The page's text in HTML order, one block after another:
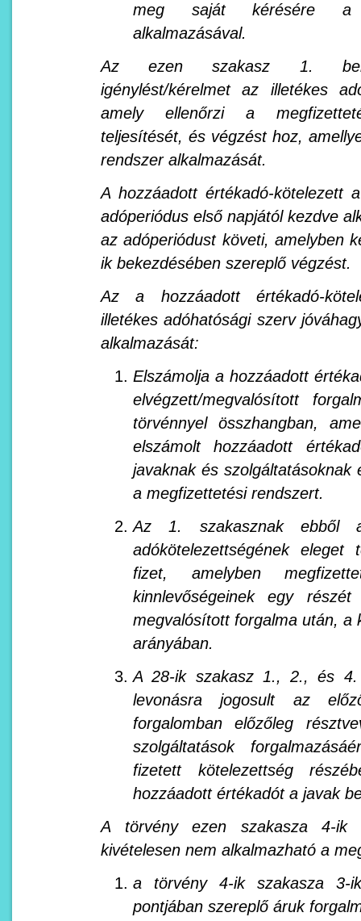
meg saját kérésére a
alkalmazásával.
Az ezen szakasz 1.
igénylést/kérelmet az illetékes
amely ellenőrzi a
teljesítését, és végzést hoz,
rendszer alkalmazását.
A hozzáadott értékadó-kötelezett
adóperiódus első napjától kezdve
az adóperiódust követi, amelyben
ik bekezdésében szereplő végzést.
Az a hozzáadott értékadó-
illetékes adóhatósági szerv
alkalmazását:
Elszámolja a hozzáadott
elvégzett/megvalósított
törvénnyel összhangban,
elszámolt hozzáadott
javaknak és szolgáltatásoknak
a megfizettetési rendszert.
Az 1. szakasznak ebből
adókötelezettségének
fizet, amelyben
kinnlevőségeinek egy
megvalósított forgalma után, a
arányában.
A 28-ik szakasz 1., 2., és 4.
levonásra jogosult az
forgalomban előzőleg
szolgáltatások
fizetett kötelezettség
hozzáadott értékadót a javak
A törvény ezen szakasza 4-ik
kivételesen nem alkalmazható a
a törvény 4-ik szakasza 3-
pontjában szereplő áruk